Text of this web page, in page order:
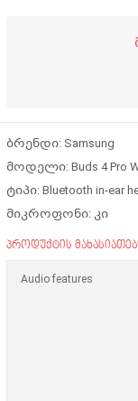
ბრენდი: Samsung
მოდელი: Buds 4 Pro
ტიპი: Bluetooth in-ear
მიკროფონი: კი
პროდუქტის
Audio features